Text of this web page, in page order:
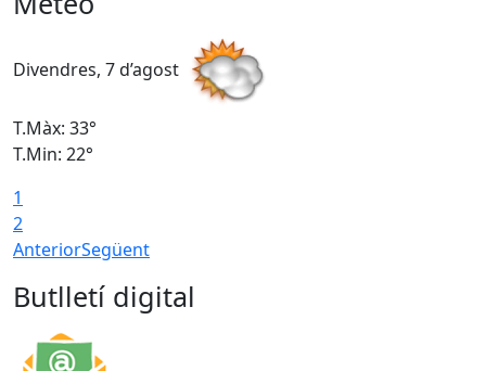
Divendres, 7 d’agost
T.Màx: 33°
T.Min: 22°
1
2
AnteriorSegüent
Butlletí digital